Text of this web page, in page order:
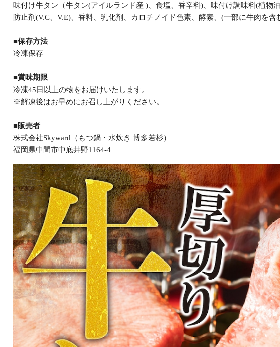
味付け牛タン（牛タン(アイルランド産 )、食塩、香辛料)、味付け調味料(植物
防止剤(V.C、V.E)、香料、乳化剤、カロチノイド色素、酵素、(一部に牛肉を含
■保存方法
冷凍保存
■賞味期限
冷凍45日以上の物をお届けいたします。
※解凍後はお早めにお召し上がりください。
■販売者
株式会社Skyward（もつ鍋・水炊き 博多若杉）
福岡県中間市中底井野1164-4